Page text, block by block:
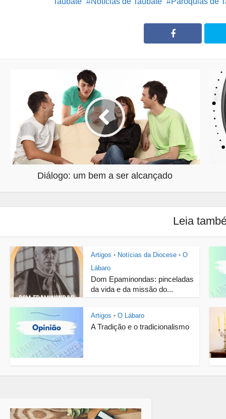
Diálogo: um bem a ser alcançado
Leia
Artigos • Notícias da Diocese • O
Lábaro
Dom Epaminondas: pinceladas
da vida e da missão do...
Artigos • O Lábaro
A Tradição e o tradicionalismo